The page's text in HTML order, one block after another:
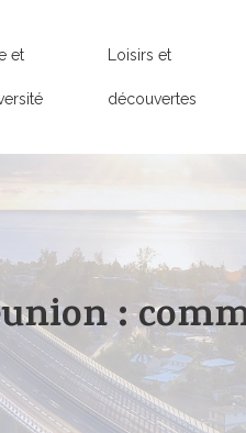
et Loisirs et
découvertes
: